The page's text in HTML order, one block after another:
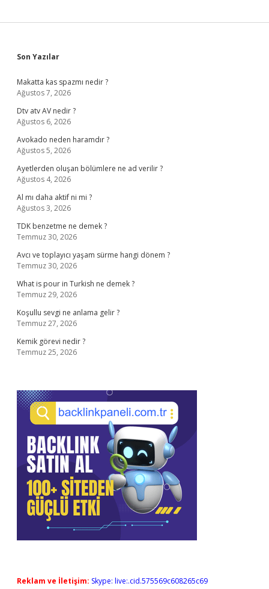
Sidebar
Son Yazılar
Makatta kas spazmı nedir ?
Ağustos 7, 2026
Dtv atv AV nedir ?
Ağustos 6, 2026
Avokado neden haramdır ?
Ağustos 5, 2026
Ayetlerden oluşan bölümlere ne ad verilir ?
Ağustos 4, 2026
Al mı daha aktif ni mi ?
Ağustos 3, 2026
TDK benzetme ne demek ?
Temmuz 30, 2026
Avcı ve toplayıcı yaşam sürme hangi dönem ?
Temmuz 30, 2026
What is pour in Turkish ne demek ?
Temmuz 29, 2026
Koşullu sevgi ne anlama gelir ?
Temmuz 27, 2026
Kemik görevi nedir ?
Temmuz 25, 2026
Reklam ve İletişim: Skype: live:.cid.575569c608265c69